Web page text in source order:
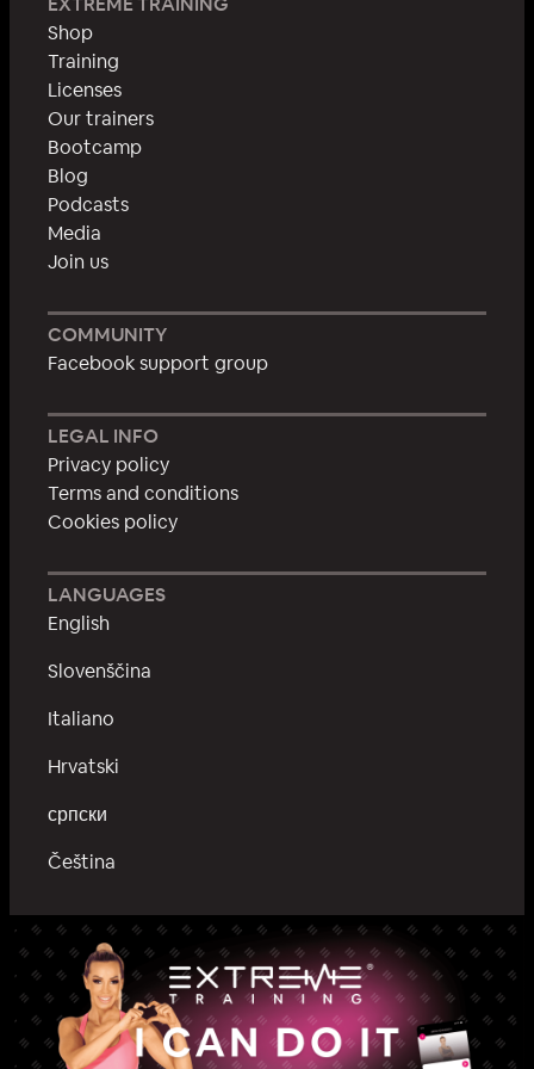
Shop
Training
Licenses
Our trainers
Bootcamp
Blog
Podcasts
Media
Join us
COMMUNITY
Facebook support group
LEGAL INFO
Privacy policy
Terms and conditions
Cookies policy
LANGUAGES
English
Slovenščina
Italiano
Hrvatski
српски
Čeština